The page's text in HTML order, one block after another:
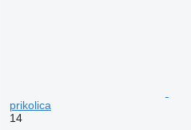
prikolica
14